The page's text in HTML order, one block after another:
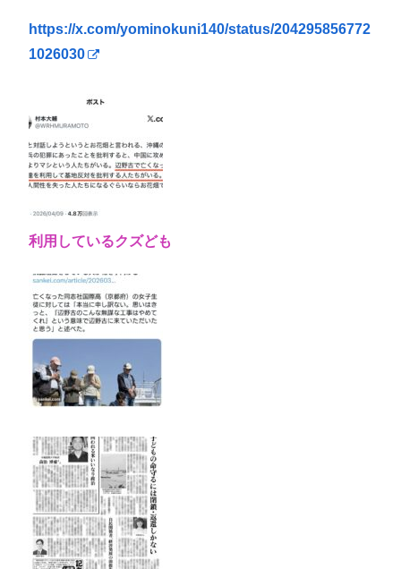
https://x.com/yominokuni140/status/204295856772
1026030
利用しているクズども